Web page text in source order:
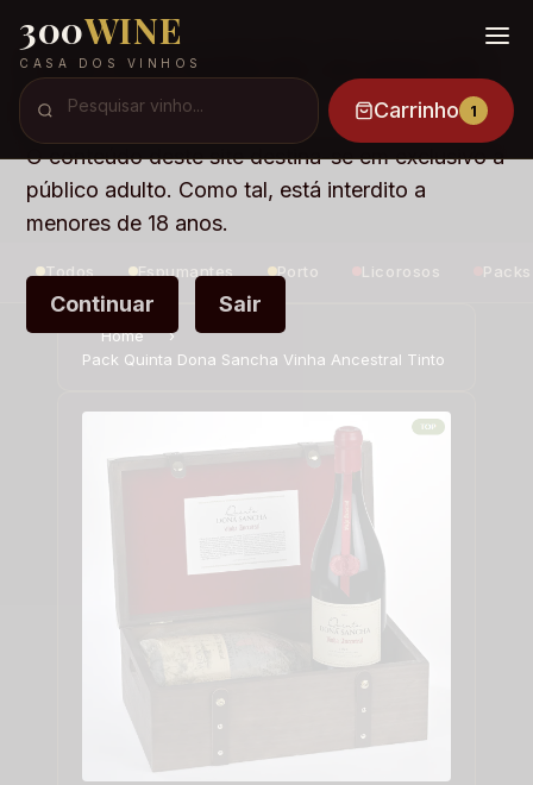
300WINE
CASA DOS VINHOS
Carrinho 1
Todos Espumantes Porto Licorosos Packs
Home
›
Pack Quinta Dona Sancha Vinha Ancestral Tinto
Você tem mais de 18 anos de
idade ?
O conteúdo deste site destina-se em exclusivo a
público adulto. Como tal, está interdito a
menores de 18 anos.
Continuar Sair